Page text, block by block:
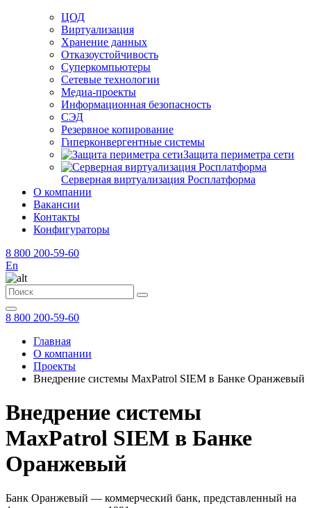
ЦОД
Виртуализация
Хранение данных
Отказоустойчивость
Суперкомпьютеры
Сетевые технологии
Медиа-проекты
Информационная безопасность
СЭД
Резервное копирование
Гиперконвергентные системы
Защита периметра сети
Серверная виртуализация Росплатформа
О компании
Вакансии
Контакты
Конфигураторы
8 800 200-59-60
En
8 800 200-59-60
Главная
О компании
Проекты
Внедрение системы MaxPatrol SIEM в Банке Оранжевый
Внедрение системы
MaxPatrol SIEM в Банке
Оранжевый
Банк Оранжевый — коммерческий банк, представленный на